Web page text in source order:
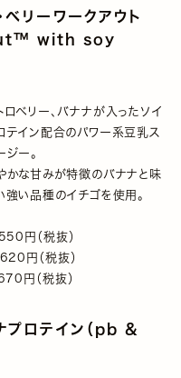
ベリーワークアウト
with soy
ロベリー、バナナが入ったソイ
テイン配合のパワー系豆乳ス
ジー。
かな甘みが特徴のバナナと味
強い品種のイチゴを使用。
円（税抜）
円（税抜）
670円（税抜）
プロテイン（pb &